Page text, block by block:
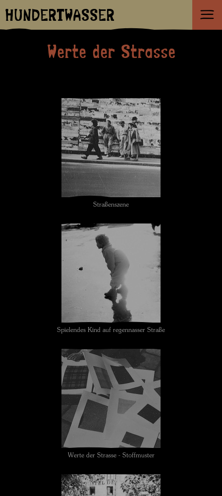
HUNDERTWASSER
Werte der Strasse
Straßenszene
Spielendes Kind auf regennasser Straße
Werte der Strasse - Stoffmuster